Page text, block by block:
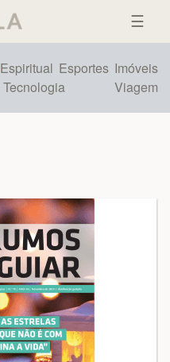
☰
Espiritual Esportes Imóveis
Tecnologia Viagem